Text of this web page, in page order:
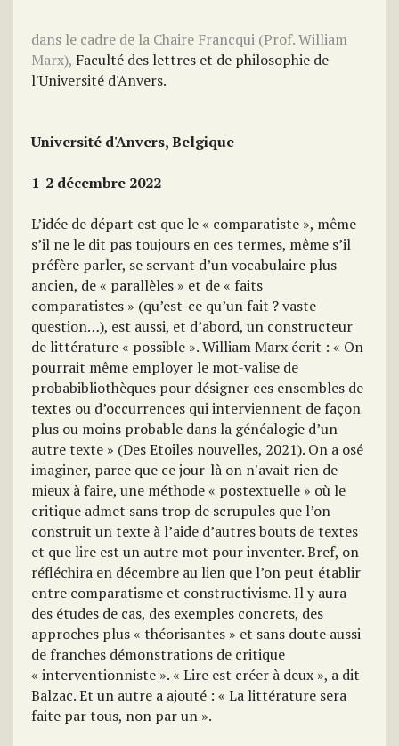
dans le cadre de la Chaire Francqui (Prof. William
Marx), Faculté des lettres et de philosophie de
l'Université d'Anvers.
Université d'Anvers, Belgique
1-2 décembre 2022
L’idée de départ est que le « comparatiste », même
s’il ne le dit pas toujours en ces termes, même s’il
préfère parler, se servant d’un vocabulaire plus
ancien, de « parallèles » et de « faits
comparatistes » (qu’est-ce qu’un fait ? vaste
question…), est aussi, et d’abord, un constructeur
de littérature « possible ». William Marx écrit : « On
pourrait même employer le mot-valise de
probabibliothèques pour désigner ces ensembles de
textes ou d’occurrences qui interviennent de façon
plus ou moins probable dans la généalogie d’un
autre texte » (Des Etoiles nouvelles, 2021). On a osé
imaginer, parce que ce jour-là on n'avait rien de
mieux à faire, une méthode « postextuelle » où le
critique admet sans trop de scrupules que l’on
construit un texte à l’aide d’autres bouts de textes
et que lire est un autre mot pour inventer. Bref, on
réfléchira en décembre au lien que l’on peut établir
entre comparatisme et constructivisme. Il y aura
des études de cas, des exemples concrets, des
approches plus « théorisantes » et sans doute aussi
de franches démonstrations de critique
« interventionniste ». « Lire est créer à deux », a dit
Balzac. Et un autre a ajouté : « La littérature sera
faite par tous, non par un ».​